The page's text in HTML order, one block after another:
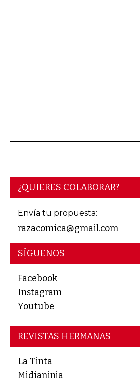
¿QUIERES COLABORAR?
Envía tu propuesta:
razacomica@gmail.com
SÍGUENOS
Facebook
Instagram
Youtube
REVISTAS HERMANAS
La Tinta
Midianinja